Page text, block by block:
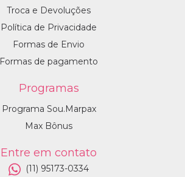
Troca e Devoluções
Política de Privacidade
Formas de Envio
Formas de pagamento
Programas
Programa Sou.Marpax
Max Bônus
Entre em contato
(11) 95173-0334